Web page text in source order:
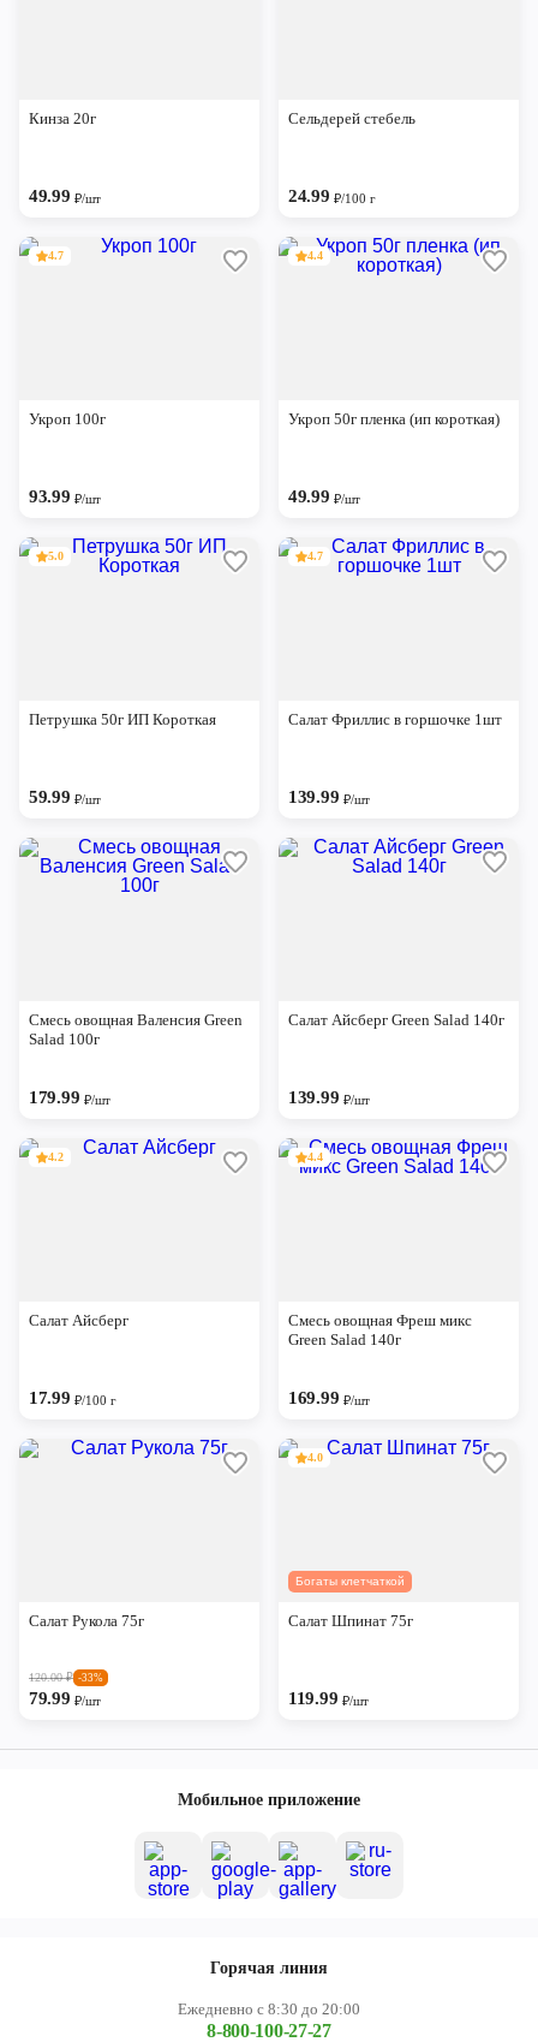
Кинза 20г
49.99₽/шт
Сельдерей стебель
24.99₽/100 г
4.7
Укроп 100г
93.99₽/шт
4.4
Укроп 50г пленка (ип короткая)
49.99₽/шт
5.0
Петрушка 50г ИП Короткая
59.99₽/шт
4.7
Салат Фриллис в горшочке 1шт
139.99 ₽/шт
Смесь овощная Валенсия Green
Salad 100г
179.99 ₽/шт
Салат Айсберг Green Salad 140г
139.99 ₽/шт
4.2
Салат Айсберг
17.99₽/100 г
4.4
Смесь овощная Фреш микс
Green Salad 140г
169.99 ₽/шт
Салат Рукола 75г
120.00₽ -33%
79.99₽/шт
Богаты клетчаткой
4.0
Салат Шпинат 75г
119.99 ₽/шт
Мобильное приложение
Горячая линия
Ежедневно с 8:30 до 20:00
8-800-100-27-27